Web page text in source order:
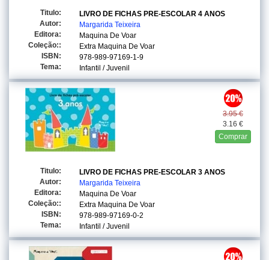
Titulo:
LIVRO DE FICHAS PRE-ESCOLAR 4 ANOS
Autor:
Margarida Teixeira
Editora:
Maquina De Voar
Coleção::
Extra Maquina De Voar
ISBN:
978-989-97169-1-9
Tema:
Infantil / Juvenil
3.95 €
3.16 €
Comprar
Titulo:
LIVRO DE FICHAS PRE-ESCOLAR 3 ANOS
Autor:
Margarida Teixeira
Editora:
Maquina De Voar
Coleção::
Extra Maquina De Voar
ISBN:
978-989-97169-0-2
Tema:
Infantil / Juvenil